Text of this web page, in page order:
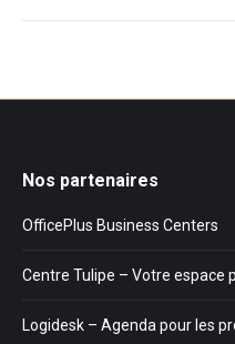
Nos partenaires
OfficePlus Business Centers
Centre Tulipe – Votre espace
Logidesk – Agenda pour les